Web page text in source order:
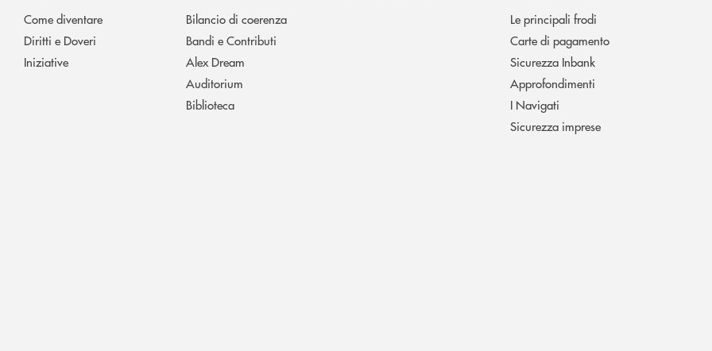
Come diventare
Diritti e Doveri
Iniziative
Bilancio di coerenza
Bandi e Contributi
Alex Dream
Auditorium
Biblioteca
Le principali frodi
Carte di pagamento
Sicurezza Inbank
Approfondimenti
I Navigati
Sicurezza imprese